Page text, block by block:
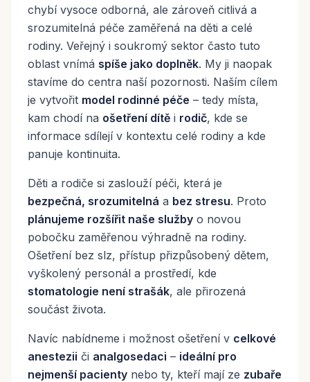
chybí vysoce odborná, ale zároveň citlivá a
srozumitelná péče zaměřená na děti a celé
rodiny. Veřejný i soukromý sektor často tuto
oblast vnímá spíše jako doplněk. My ji naopak
stavíme do centra naší pozornosti. Naším cílem
je vytvořit model rodinné péče – tedy místa,
kam chodí na ošetření dítě i rodič, kde se
informace sdílejí v kontextu celé rodiny a kde
panuje kontinuita.
Děti a rodiče si zaslouží péči, která je
bezpečná, srozumitelná a bez stresu. Proto
plánujeme rozšířit naše služby o novou
pobočku zaměřenou výhradně na rodiny.
Ošetření bez slz, přístup přizpůsobený dětem,
vyškolený personál a prostředí, kde
stomatologie není strašák, ale přirozená
součást života.
Navíc nabídneme i možnost ošetření v celkové
anestezii či analgosedaci – ideální pro
nejmenší pacienty nebo ty, kteří mají ze zubaře